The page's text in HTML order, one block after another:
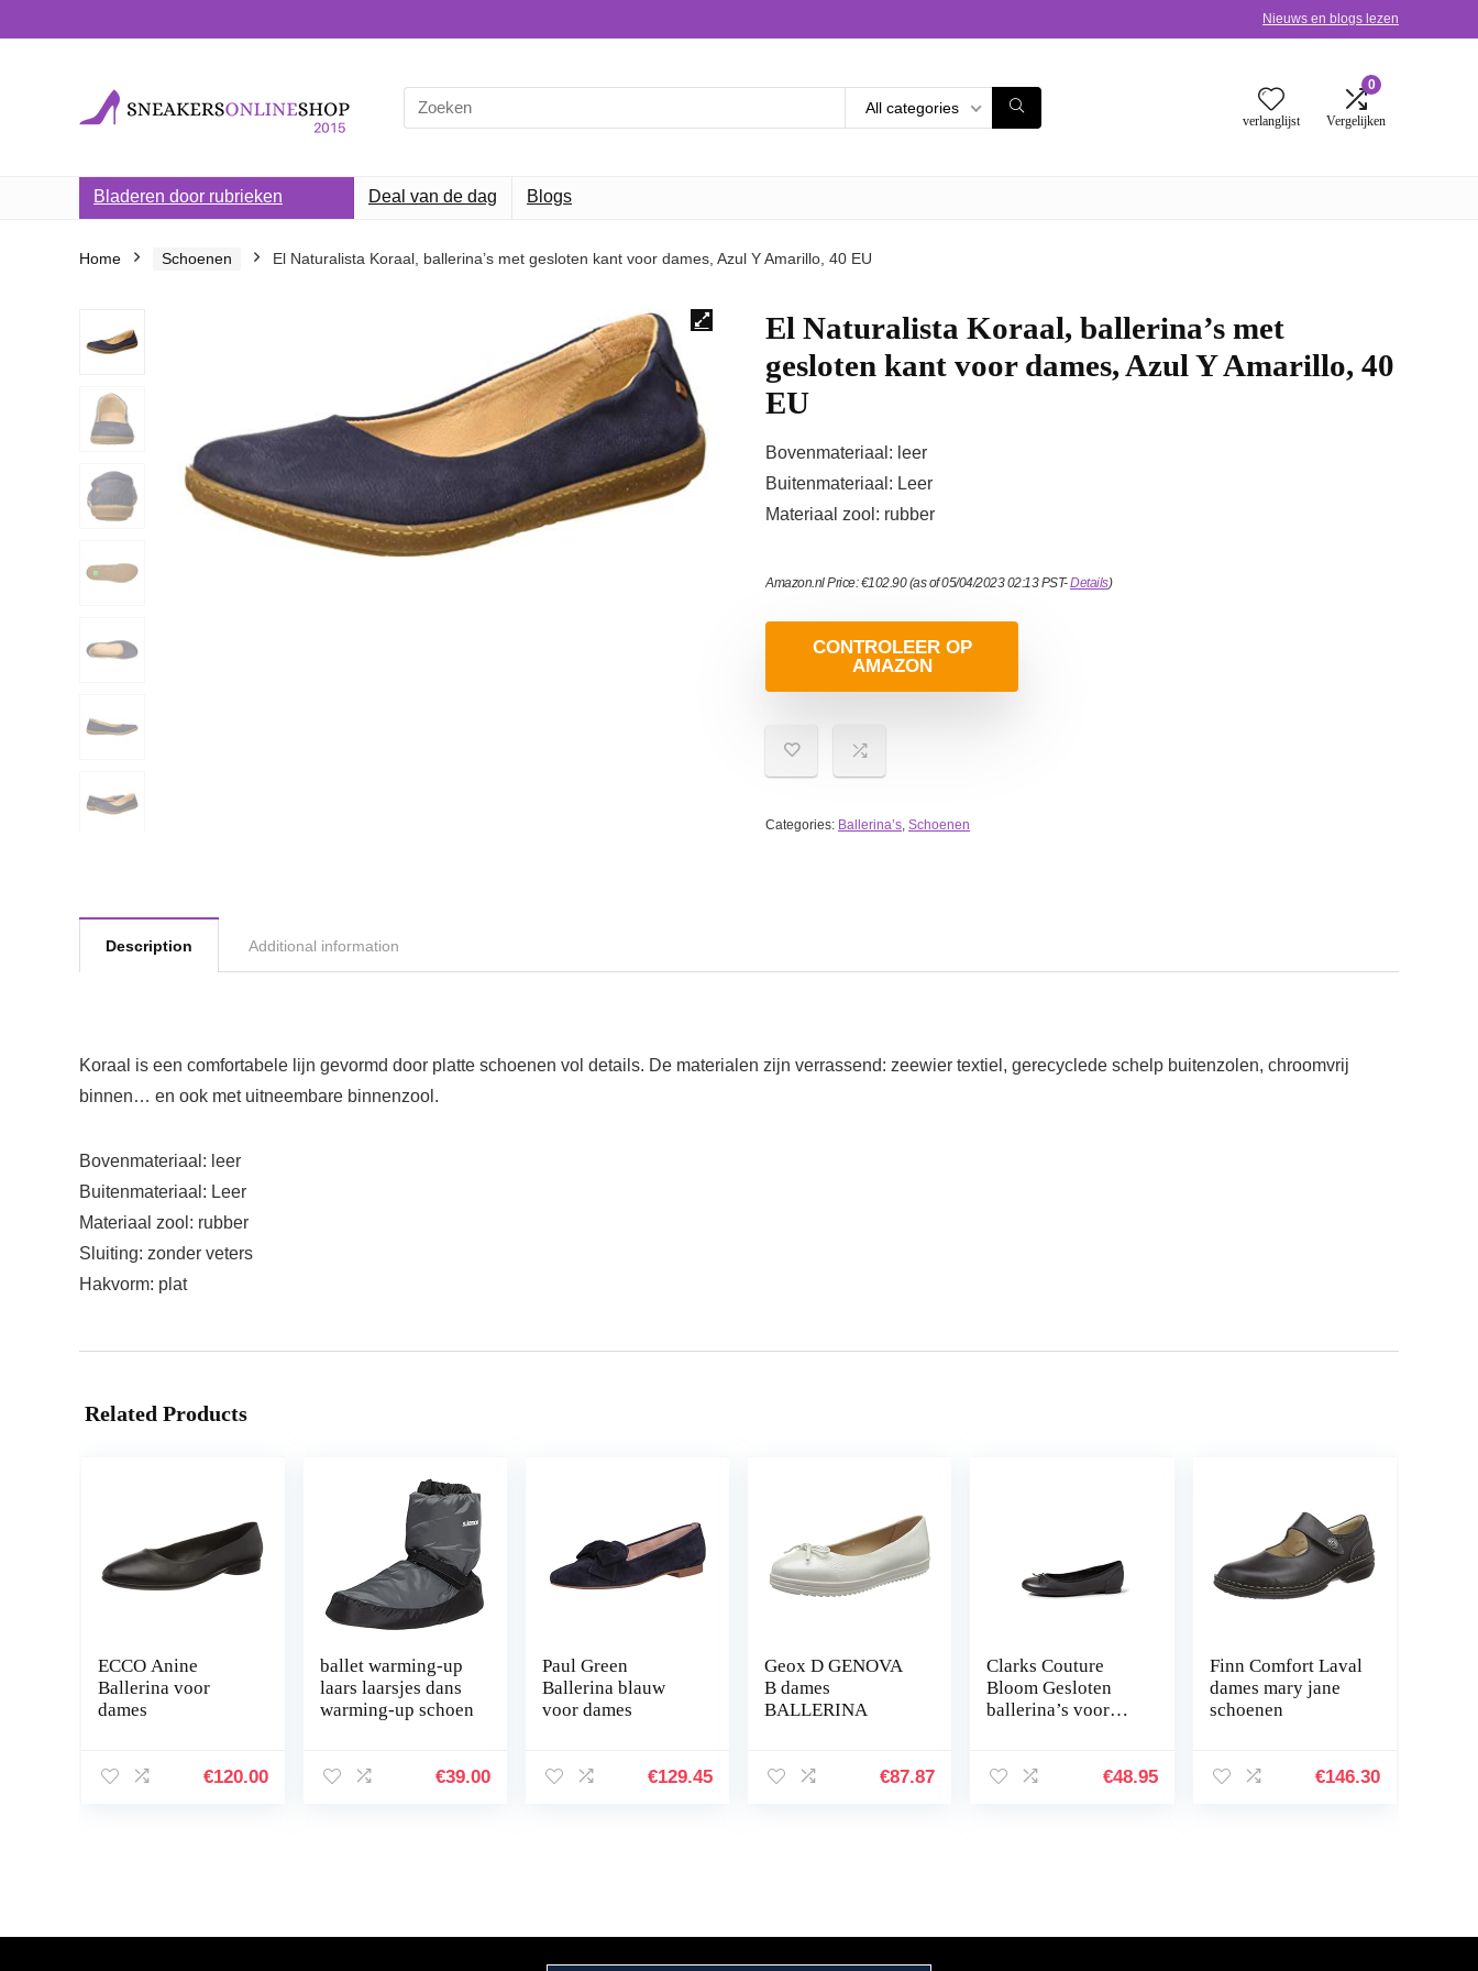
Nieuws en blogs lezen
Search
for:
All categories
verlanglijst
0
Vergelijken
Bladeren door rubrieken Deal van de dag Blogs
Home Schoenen El Naturalista Koraal, ballerina’s met gesloten kant voor dames, Azul Y Amarillo, 40 EU
El Naturalista Koraal, ballerina’s met
gesloten kant voor dames, Azul Y Amarillo, 40
EU
Bovenmateriaal: leer
Buitenmateriaal: Leer
Materiaal zool: rubber
Amazon.nl Price:€102.90(as of 05/04/2023 02:13 PST-Details)
CONTROLEER OP
AMAZON
Categories: Ballerina’s, Schoenen
Description Additional information
Koraal is een comfortabele lijn gevormd door platte schoenen vol details. De materialen zijn verrassend: zeewier textiel, gerecyclede schelp buitenzolen, chroomvrij
binnen… en ook met uitneembare binnenzool.
Bovenmateriaal: leer
Buitenmateriaal: Leer
Materiaal zool: rubber
Sluiting: zonder veters
Hakvorm: plat
Related Products
ECCO Anine
Ballerina voor
dames
€120.00
ballet warming-up
laars laarsjes dans
warming-up schoen
€39.00
Paul Green
Ballerina blauw
voor dames
€129.45
Geox D GENOVA
B dames
BALLERINA
€87.87
Clarks Couture
Bloom Gesloten
ballerina’s voor
€48.95
Finn Comfort Laval
dames mary jane
schoenen
€146.30